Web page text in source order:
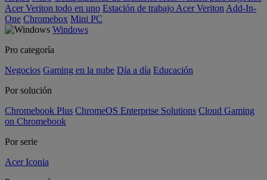
Acer Veriton todo en uno Estación de trabajo Acer Veriton Add-In-
One Chromebox Mini PC
Windows
Pro categoría
Negocios Gaming en la nube Día a día Educación
Por solución
Chromebook Plus ChromeOS Enterprise Solutions Cloud Gaming
on Chromebook
Por serie
Acer Iconia